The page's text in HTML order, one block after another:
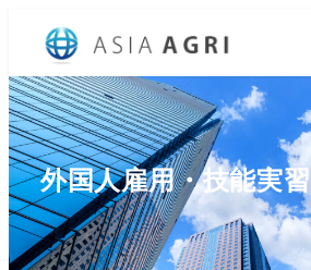
外国人雇用・技能実